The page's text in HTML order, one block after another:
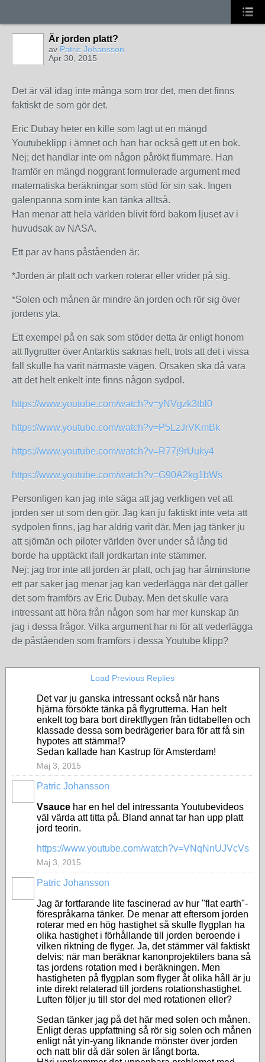
Är jorden platt?
av Patric Johansson
Apr 30, 2015
Det är väl idag inte många som tror det, men det finns
faktiskt de som gör det.
Eric Dubay heter en kille som lagt ut en mängd
Youtubeklipp i ämnet och han har också gett ut en bok.
Nej; det handlar inte om någon pårökt flummare. Han
framför en mängd noggrant formulerade argument med
matematiska beräkningar som stöd för sin sak. Ingen
galenpanna som inte kan tänka alltså.
Han menar att hela världen blivit förd bakom ljuset av i
huvudsak av NASA.
Ett par av hans påståenden är:
*Jorden är platt och varken roterar eller vrider på sig.
*Solen och månen är mindre än jorden och rör sig över
jordens yta.
Ett exempel på en sak som stöder detta är enligt honom
att flygrutter över Antarktis saknas helt, trots att det i vissa
fall skulle ha varit närmaste vägen. Orsaken ska då vara
att det helt enkelt inte finns någon sydpol.
https://www.youtube.com/watch?v=yNVgzk3tbl0
https://www.youtube.com/watch?v=P5LzJrVKmBk
https://www.youtube.com/watch?v=R77j9rUuky4
https://www.youtube.com/watch?v=G90A2kg1bWs
Personligen kan jag inte säga att jag verkligen vet att
jorden ser ut som den gör. Jag kan ju faktiskt inte veta att
sydpolen finns, jag har aldrig varit där. Men jag tänker ju
att sjömän och piloter världen över under så lång tid
borde ha upptäckt ifall jordkartan inte stämmer.
Nej; jag tror inte att jorden är platt, och jag har åtminstone
ett par saker jag menar jag kan vederlägga när det gäller
det som framförs av Eric Dubay. Men det skulle vara
intressant att höra från någon som har mer kunskap än
jag i dessa frågor. Vilka argument har ni för att vederlägga
de påståenden som framförs i dessa Youtube klipp?
Load Previous Replies
Det var ju ganska intressant också när hans
hjärna försökte tänka på flygrutterna. Han helt
enkelt tog bara bort direktflygen från tidtabellen och
klassade dessa som bedrägerier bara för att få sin
hypotes att stämma!?
Sedan kallade han Kastrup för Amsterdam!
Maj 3, 2015
Patric Johansson
Vsauce har en hel del intressanta Youtubevideos
väl värda att titta på. Bland annat tar han upp platt
jord teorin.
https://www.youtube.com/watch?v=VNqNnUJVcVs
Maj 3, 2015
Patric Johansson
Jag är fortfarande lite fascinerad av hur "flat earth"-
förespråkarna tänker. De menar att eftersom jorden
roterar med en hög hastighet så skulle flygplan ha
olika hastighet i förhållande till jorden beroende i
vilken riktning de flyger. Ja, det stämmer väl faktiskt
delvis; när man beräknar kanonprojektilers bana så
tas jordens rotation med i beräkningen. Men
hastigheten på flygplan som flyger åt olika håll är ju
inte direkt relaterad till jordens rotationshastighet.
Luften följer ju till stor del med rotationen eller?
Sedan tänker jag på det här med solen och månen.
Enligt deras uppfattning så rör sig solen och månen
enligt nåt yin-yang liknande mönster över jorden
och natt blir då där solen är långt borta.